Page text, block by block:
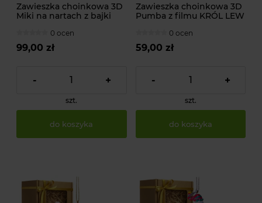
Zawieszka choinkowa 3D
Miki na nartach z bajki
0 ocen
99,00 zł
- +
szt.
do koszyka
Zawieszka choinkowa 3D
Pumba z filmu KRÓL LEW
0 ocen
59,00 zł
- +
szt.
do koszyka